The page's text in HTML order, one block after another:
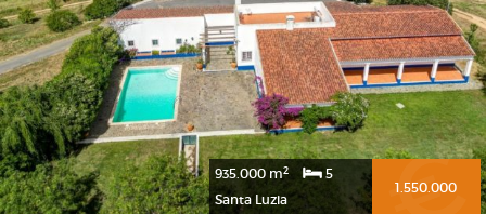
935.000 m2
5
Santa Luzia
1.550.000